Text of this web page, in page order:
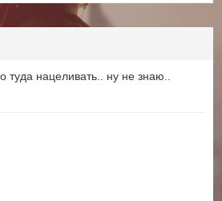
нацеливать.. ну не знаю..